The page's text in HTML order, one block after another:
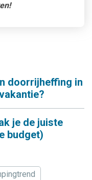
doorrijheffing in
je de juiste
budget)